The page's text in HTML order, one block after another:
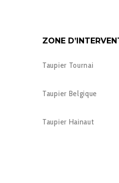
ZONE
Taupier Tournai
Taupier Belgique
Taupier Hainaut